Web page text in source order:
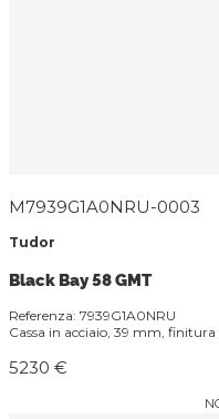
M7939G1A0NRU-0003
Tudor
Black Bay 58 GMT
Referenza: 7939G1A0NRU
Cassa in acciaio, 39 mm,
5230 €